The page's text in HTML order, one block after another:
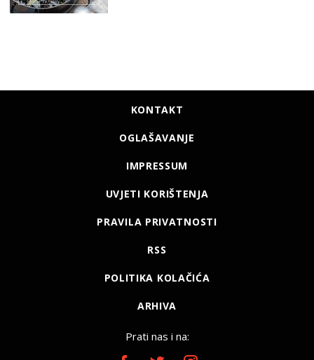
KONTAKT
OGLAŠAVANJE
IMPRESSUM
UVJETI KORIŠTENJA
PRAVILA PRIVATNOSTI
RSS
POLITIKA KOLAČIĆA
ARHIVA
Prati nas i na: